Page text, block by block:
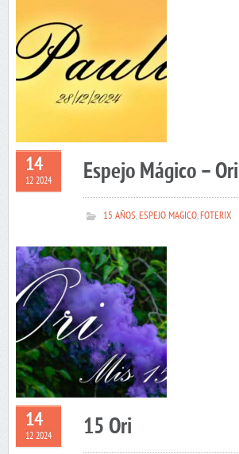
14
12 2024 Espejo Mágico – Ori
15 AÑOS,ESPEJO MAGICO,FOTERIX
14
12 2024 15 Ori